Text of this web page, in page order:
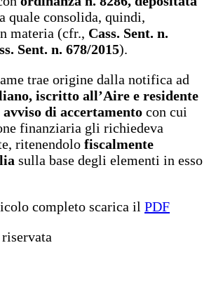
quale consolida, quindi,
materia (cfr., Cass. Sent. n.
Sent. n. 678/2015).
trae origine dalla notifica ad
iscritto all’Aire e residente
avviso di accertamento con cui
finanziaria gli richiedeva
ritenendolo fiscalmente
sulla base degli elementi in esso
completo scarica il PDF